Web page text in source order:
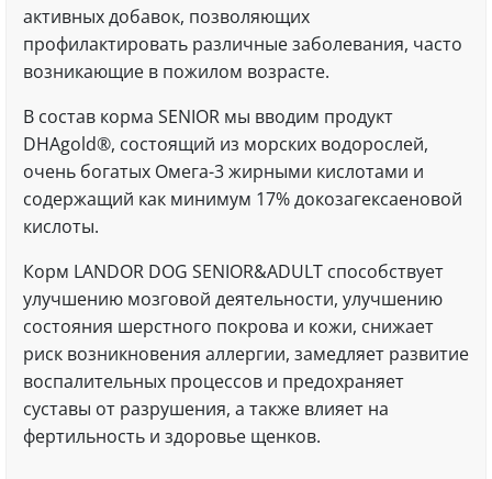
активных добавок, позволяющих
профилактировать различные заболевания, часто
возникающие в пожилом возрасте.
В состав корма SENIOR мы вводим продукт
DHAgold®, состоящий из морских водорослей,
очень богатых Омега-3 жирными кислотами и
содержащий как минимум 17% докозагексаеновой
кислоты.
Корм LANDOR DOG SENIOR&ADULT способствует
улучшению мозговой деятельности, улучшению
состояния шерстного покрова и кожи, снижает
риск возникновения аллергии, замедляет развитие
воспалительных процессов и предохраняет
суставы от разрушения, а также влияет на
фертильность и здоровье щенков.